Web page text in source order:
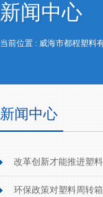
新闻中心
当前位置 : 威海市都程塑料
新闻中心
改革创新才能推进塑
环保政策对塑料周转